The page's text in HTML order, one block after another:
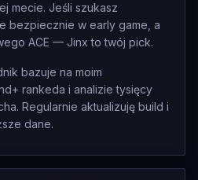
mecie. Jeśli szukasz
bezpiecznie w early game, a
ACE — Jinx to twój pick.
bazuje na moim
rankeda i analizie tysięcy
Regularnie aktualizuję build i
dane.